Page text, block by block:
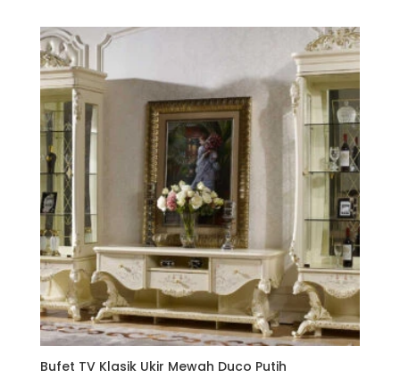
Bufet TV Klasik Ukir Mewah Duco Putih